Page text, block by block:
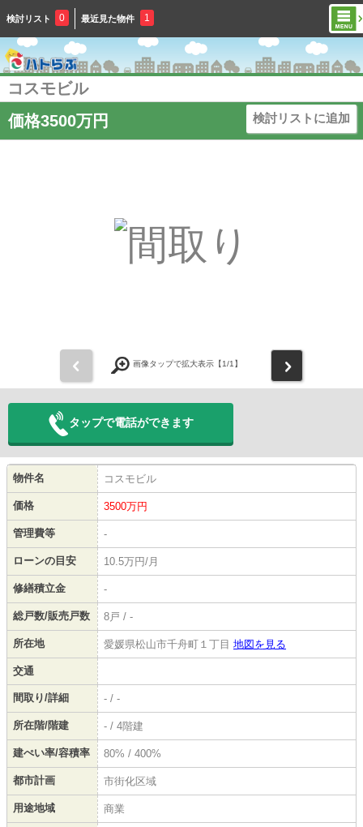
検討リスト 0 最近見た物件 1
コスモビル
価格3500万円
検討リストに追加
画像タップで拡大表示【1/1】
タップで電話ができます
物件名 コスモビル
価格 3500万円
管理費等 -
ローンの目安 10.5万円/月
修繕積立金 -
総戸数/販売戸数 8戸 / -
所在地 愛媛県松山市千舟町１丁目 地図を見る
交通
間取り/詳細 - / -
所在階/階建 - / 4階建
建ぺい率/容積率 80% / 400%
都市計画 市街化区域
用途地域 商業